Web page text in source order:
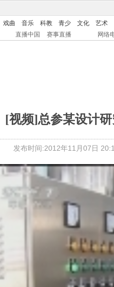
戏曲 音乐 科教 青少 文化
艺术
直播中国 赛事直播 网络
[视频]总参某设计
发布时间:2012年11月07日